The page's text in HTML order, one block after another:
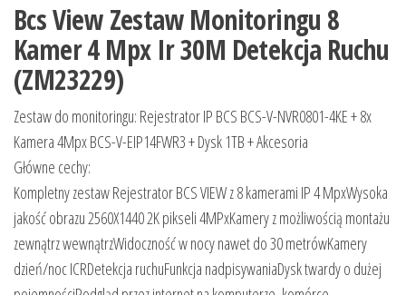
Bcs View Zestaw Monitoringu 8
Kamer 4 Mpx Ir 30M Detekcja Ruchu
(ZM23229)
Zestaw do monitoringu: Rejestrator IP BCS BCS-V-NVR0801-4KE + 8x
Kamera 4Mpx BCS-V-EIP14FWR3 + Dysk 1TB + Akcesoria
Główne cechy:
Kompletny zestaw Rejestrator BCS VIEW z 8 kamerami IP 4 MpxWysoka
jakość obrazu 2560X1440 2K pikseli 4MPxKamery z możliwością montażu
zewnątrz wewnątrzWidoczność w nocy nawet do 30 metrówKamery
dzień/noc ICRDetekcja ruchuFunkcja nadpisywaniaDysk twardy o dużej